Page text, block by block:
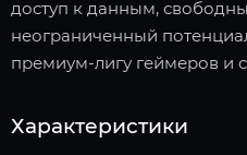
доступ к данным,
неограниченный
премиум-лигу геймеров и
Характеристики